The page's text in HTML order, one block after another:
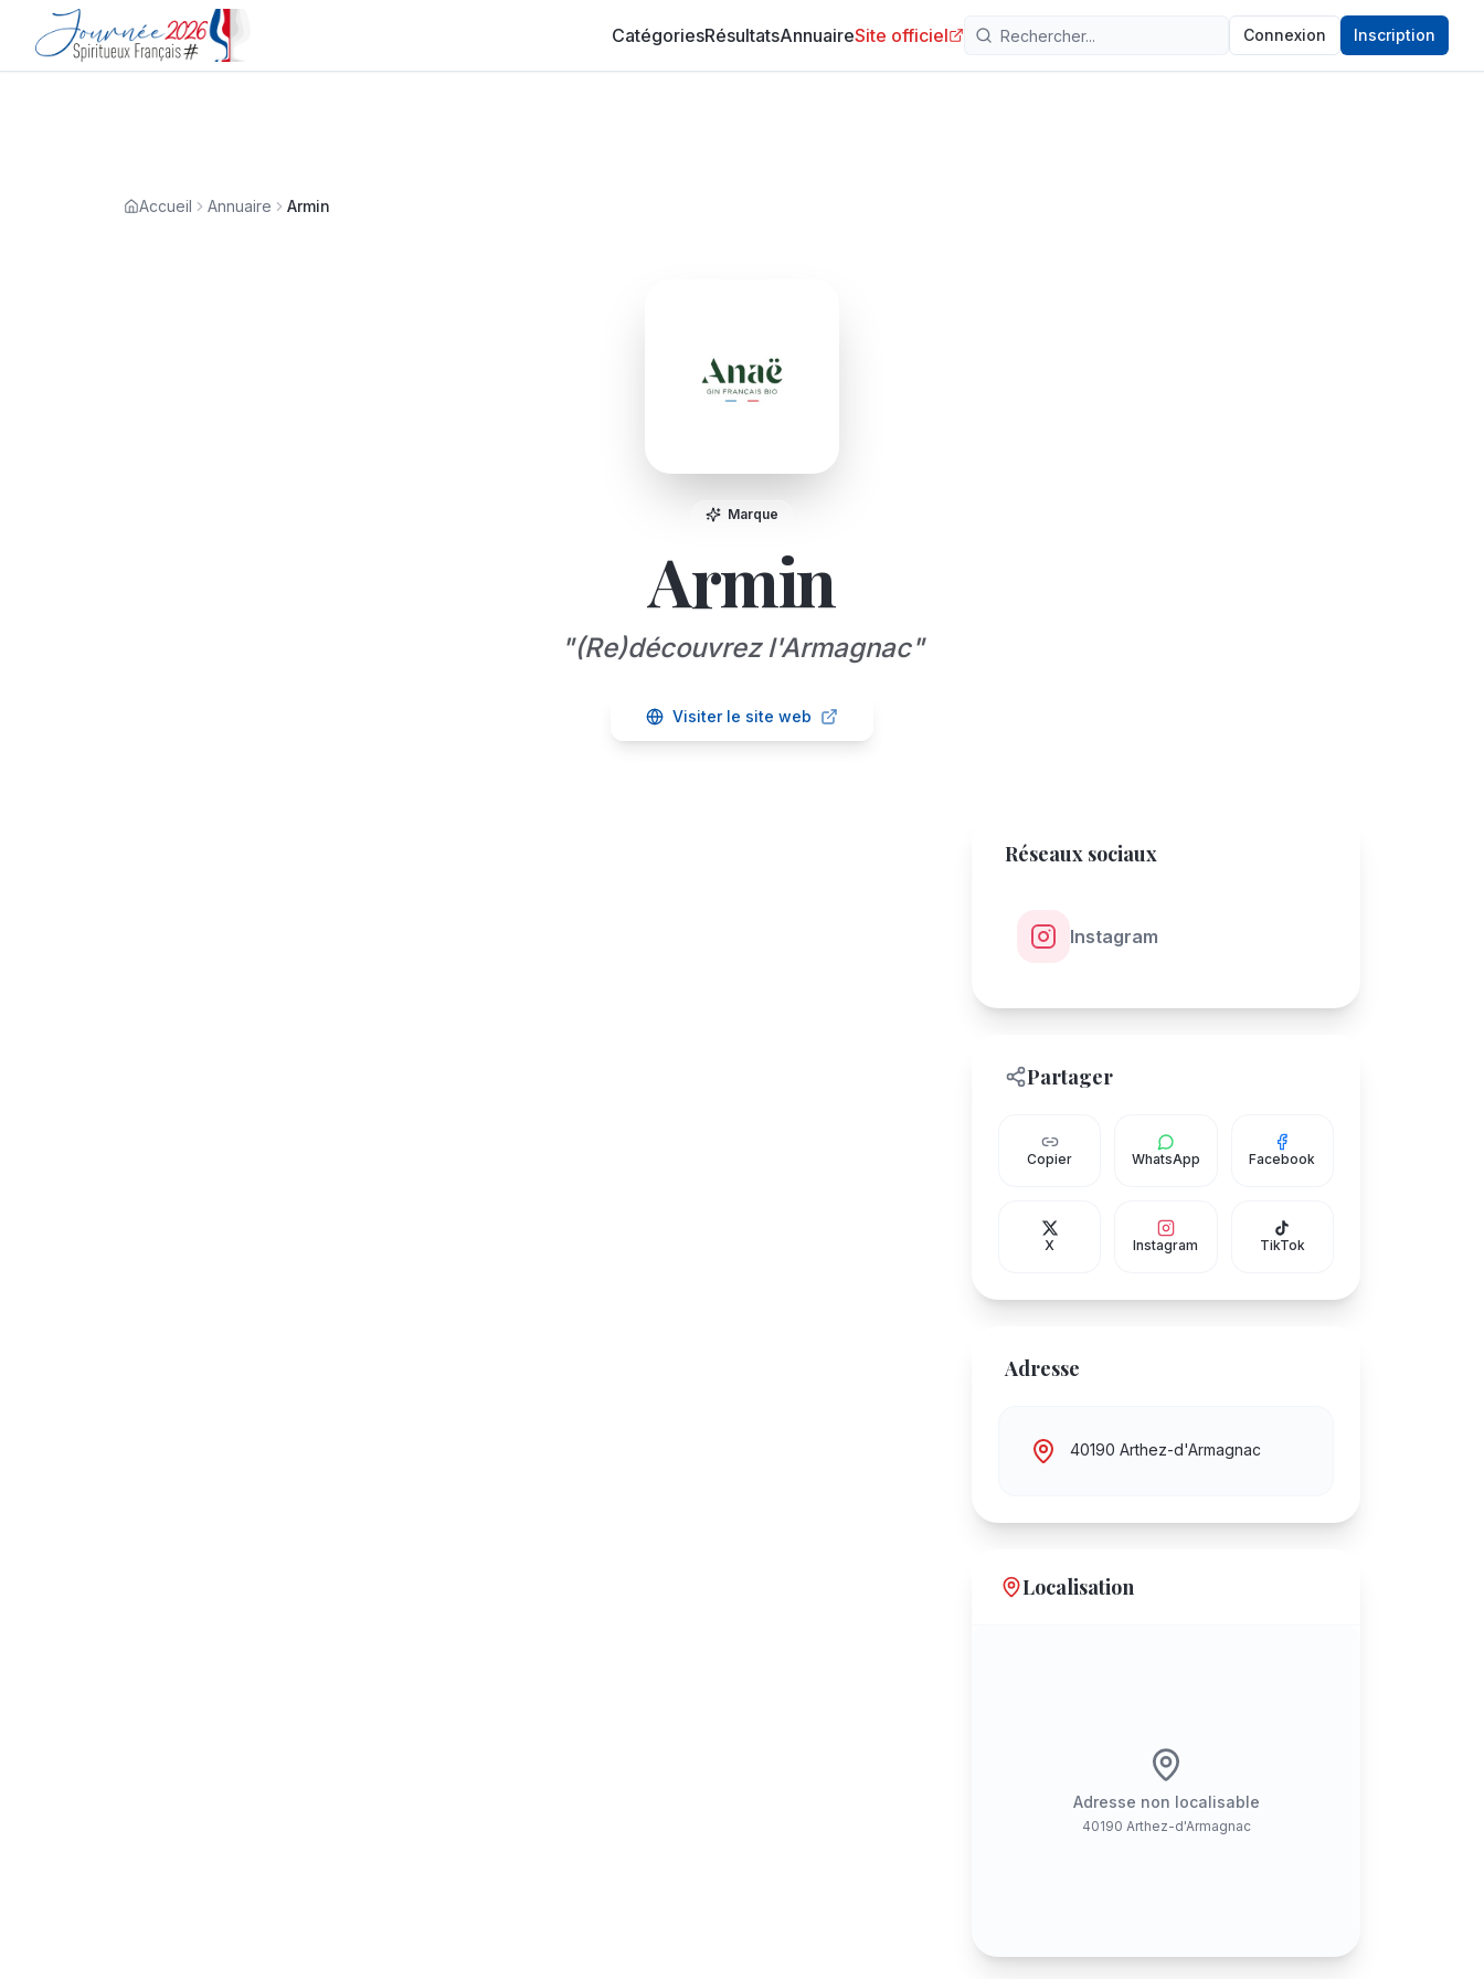
CatégoriesRésultatsAnnuaireSite officiel Connexion Inscription
Accueil Annuaire Armin
Marque
Armin
"(Re)découvrez l'Armagnac"
Visiter le site web
Réseaux sociaux
Instagram
Partager
Copier WhatsApp Facebook
X Instagram TikTok
Adresse
40190 Arthez-d'Armagnac
Localisation
Adresse non localisable
40190 Arthez-d'Armagnac